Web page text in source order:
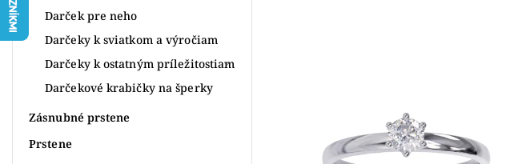
Darček pre neho
Darčeky k sviatkom a výročiam
Darčeky k ostatným príležitostiam
Darčekové krabičky na šperky
Zásnubné prstene
Prstene